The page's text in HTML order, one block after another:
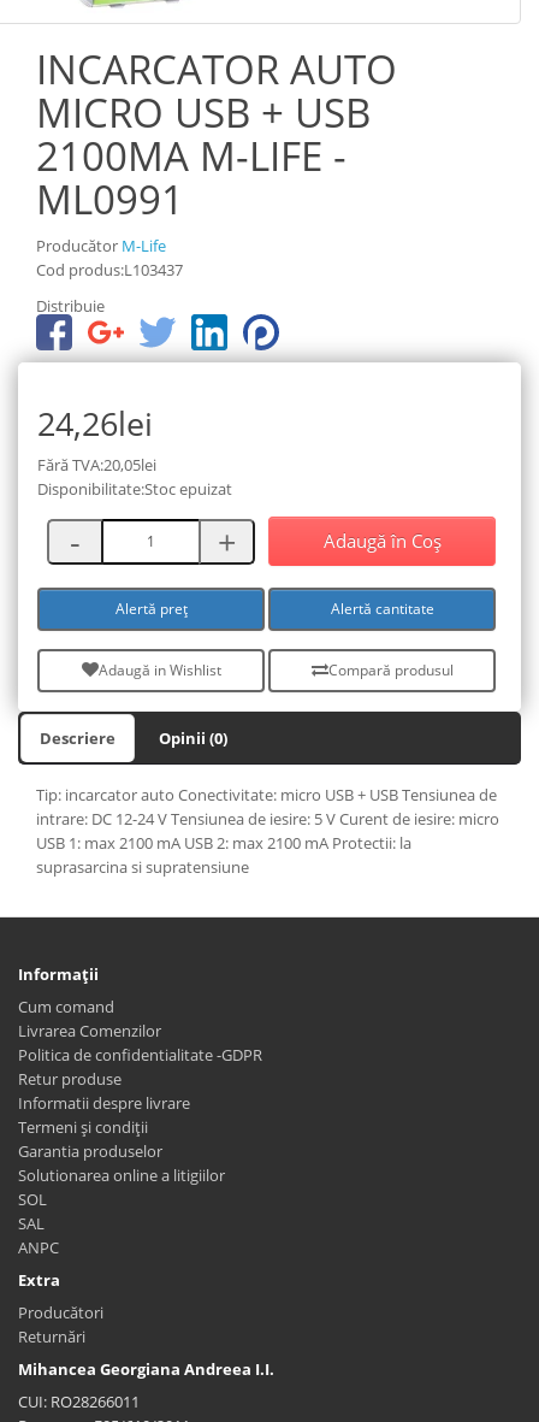
INCARCATOR AUTO
MICRO USB + USB
2100MA M-LIFE -
ML0991
Producător M-Life
Cod produs:L103437
Distribuie
24,26lei
Fără TVA:20,05lei
Disponibilitate:Stoc epuizat
Adaugă în Coş
Alertă preț Alertă cantitate
Adaugă in Wishlist Compară produsul
Descriere Opinii (0)
Tip: incarcator auto Conectivitate: micro USB + USB Tensiunea de
intrare: DC 12-24 V Tensiunea de iesire: 5 V Curent de iesire: micro
USB 1: max 2100 mA USB 2: max 2100 mA Protectii: la
suprasarcina si supratensiune
Informaţii
Cum comand
Livrarea Comenzilor
Politica de confidentialitate -GDPR
Retur produse
Informatii despre livrare
Termeni și condiții
Garantia produselor
Solutionarea online a litigiilor
SOL
SAL
ANPC
Extra
Producători
Returnări
Mihancea Georgiana Andreea I.I.
CUI: RO28266011